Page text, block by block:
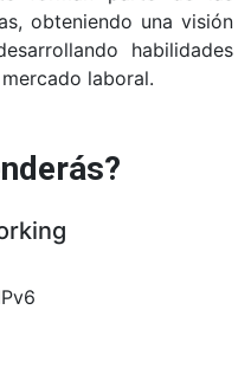
obteniendo una visión
habilidades
laboral.